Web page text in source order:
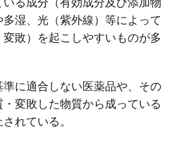
湿、光（紫外線）等によって
敗）を起こしやすいものが多
に適合しない医薬品や、その
変敗した物質から成っている
れている。